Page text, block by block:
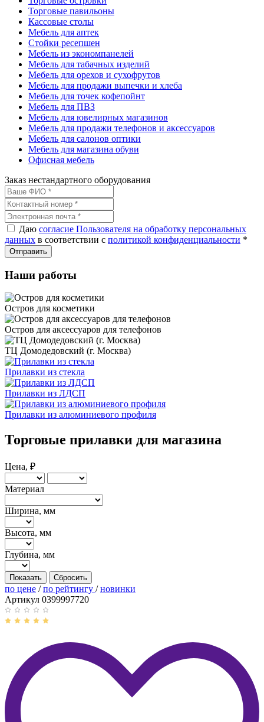
Торговые павильоны
Кассовые столы
Мебель для аптек
Стойки ресепшен
Мебель из экономпанелей
Мебель для табачных изделий
Мебель для орехов и сухофрутов
Мебель для продажи выпечки и хлеба
Мебель для точек кофепойнт
Мебель для ПВЗ
Мебель для ювелирных магазинов
Мебель для продажи телефонов и аксессуаров
Мебель для салонов оптики
Мебель для магазина обуви
Офисная мебель
Заказ нестандартного оборудования
Даю согласие Пользователя на обработку персональных
данных в соответствии с политикой конфиденциальности *
Наши работы
Остров для косметики
Остров для аксессуаров для телефонов
ТЦ Домодедовский (г. Москва)
Прилавки из стекла
Прилавки из ЛДСП
Прилавки из алюминиевого профиля
Торговые прилавки для магазина
Цена, ₽
Материал
Ширина, мм
Высота, мм
Глубина, мм
Показать
по цене /по рейтингу /новинки
Артикул 0399997720